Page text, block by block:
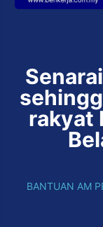
rakyat
BANTUAN AM